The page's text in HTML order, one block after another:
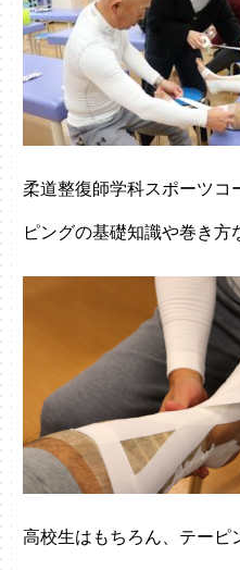
柔道整復師学科スポーツコ
ピングの基礎知識や巻き方
高校生はもちろん、テーピ